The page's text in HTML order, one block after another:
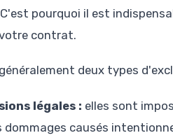
pourquoi il est
contrat.
deux types
légales : elles sont
dommages causés